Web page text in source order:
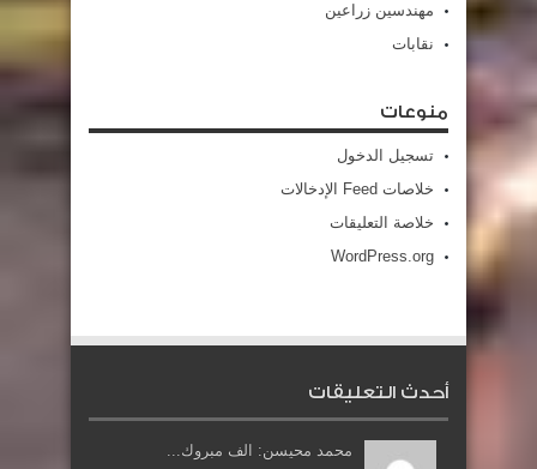
مهندسين زراعين
نقابات
منوعات
تسجيل الدخول
خلاصات Feed الإدخالات
خلاصة التعليقات
WordPress.org
أحدث التعليقات
محمد محيسن: الف مبروك...